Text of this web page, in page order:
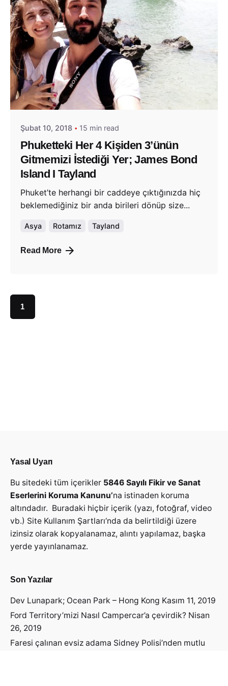
Posted by
Evim Çantada
Şubat 10, 2018 15 min read
Phuketteki Her 4 Kişiden 3’ünün
Gitmemizi İstediği Yer; James Bond
Island I Tayland
Phuket’te herhangi bir caddeye çıktığınızda hiç
beklemediğiniz bir anda birileri dönüp size...
Asya Rotamız Tayland
Read More
1
Yasal Uyarı
Bu sitedeki tüm içerikler 5846 Sayılı Fikir ve Sanat
Eserlerini Koruma Kanunu’na istinaden koruma
altındadır. Buradaki hiçbir içerik (yazı, fotoğraf, video
vb.) Site Kullanım Şartları‘nda da belirtildiği üzere
izinsiz olarak kopyalanamaz, alıntı yapılamaz, başka
yerde yayınlanamaz.
Son Yazılar
Dev Lunapark; Ocean Park – Hong Kong Kasım 11, 2019
Ford Territory’mizi Nasıl Campercar’a çevirdik? Nisan
26, 2019
Faresi çalınan evsiz adama Sidney Polisi’nden mutlu